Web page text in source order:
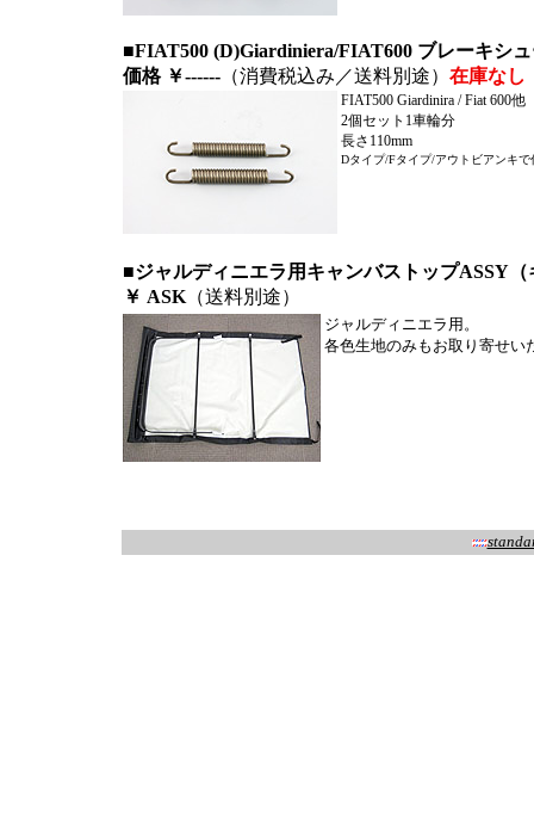
■FIAT500 (D)Giardiniera/FIAT600 ブレーキシ
価格 ￥------（消費税込み／送料別途） 在庫なし
FIAT500 Giardinira / Fiat 600他
2個セット1車輪分
長さ110mm
Dタイプ/Fタイプ/アウトビアンキ
■ジャルディニエラ用キャンバストップASSY
￥ ASK（送料別途）
ジャルディニエラ用。
各色生地のみもお取り寄せい